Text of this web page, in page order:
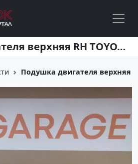
Подушка двигателя верхняя RH TOYOTA HARRIER 2AZFE 03 Краснодар
Подушка двигателя верхняя